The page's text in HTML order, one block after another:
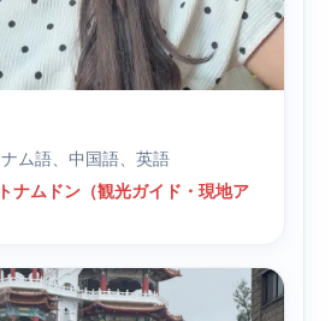
ム語、中国語、英語
ナムドン（観光ガイド・現地ア